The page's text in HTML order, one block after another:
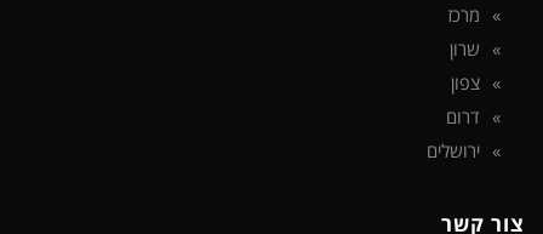
מרכז
שרון
צפון
דרום
ירושלים
צור קשר